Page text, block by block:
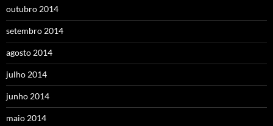
outubro 2014
setembro 2014
agosto 2014
julho 2014
junho 2014
maio 2014